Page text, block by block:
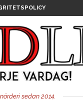
sedan 2014.